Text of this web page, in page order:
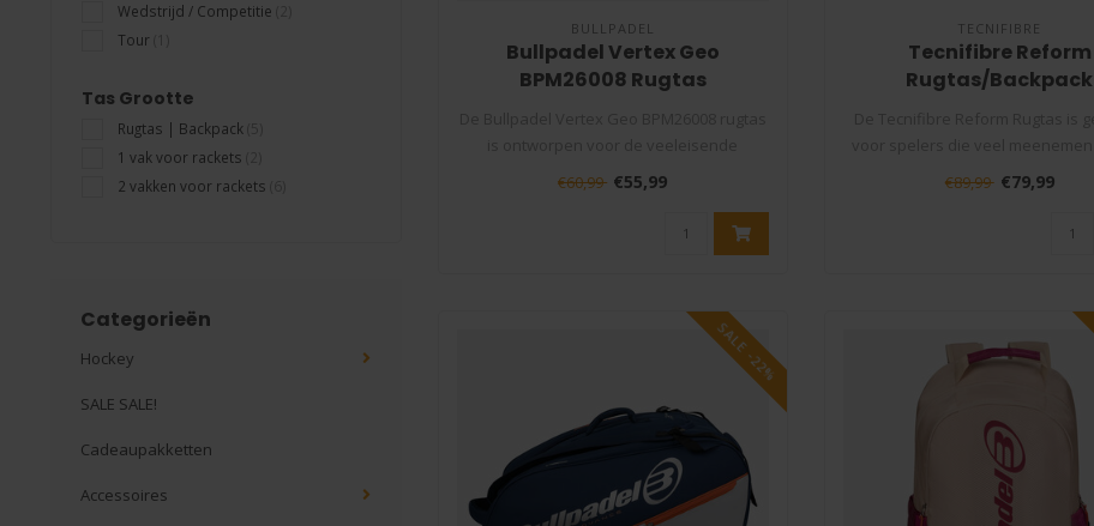
Wedstrijd / Competitie
Tour
Tas Grootte
Rugtas | Backpack
1 vak voor rackets
2 vakken voor rackets
Categorieën
Hockey
SALE SALE!
Cadeaupakketten
Accessoires
BULLPADEL
Bullpadel Vertex Geo
BPM26008 Rugtas
padelsp..
€60,99 €55,99
TECNIFIBRE
Tecnifibre Reform
Rugtas/Backpack
ge..
€89,99 €79,99
SALE -22%